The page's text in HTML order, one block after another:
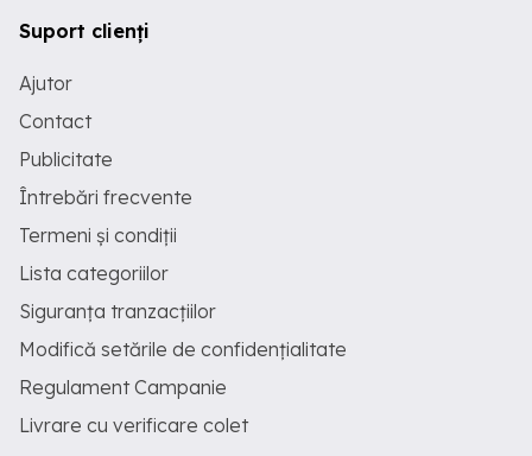
Suport clienți
Ajutor
Contact
Publicitate
Întrebări frecvente
Termeni și condiții
Lista categoriilor
Siguranța tranzacțiilor
Modifică setările de confidențialitate
Regulament Campanie
Livrare cu verificare colet